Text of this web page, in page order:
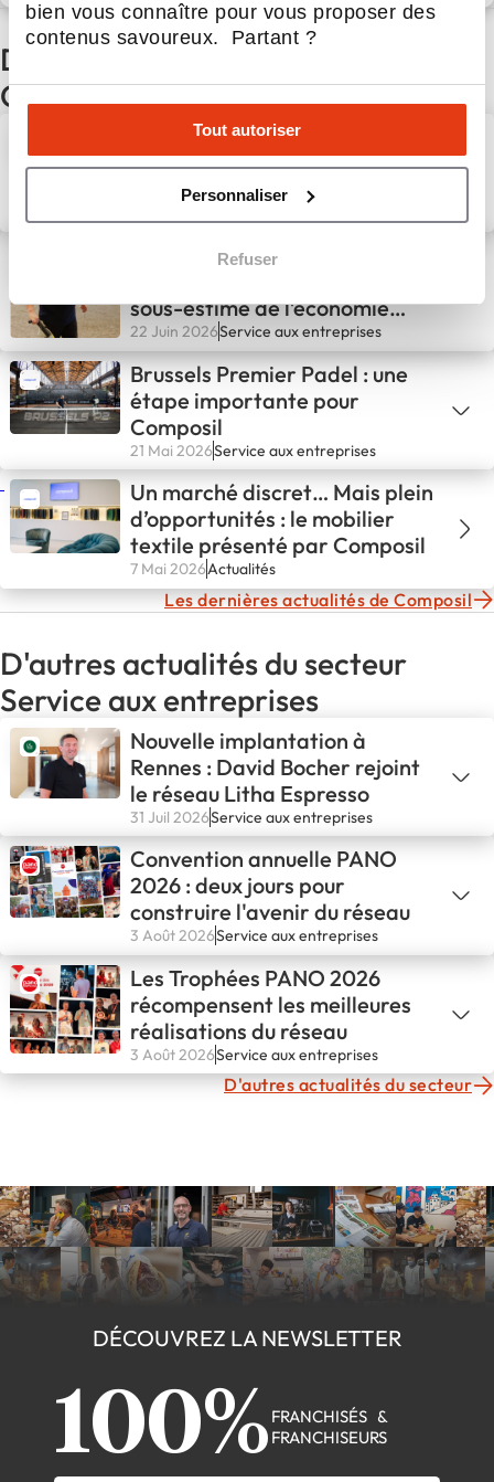
bien vous connaître pour vous proposer des
contenus savoureux. Partant ?
Tout autoriser
Personnaliser
Refuser
D'autres actualités du réseau
Composil
La déconstruction, un marché
qui ne demande qu'à être
construit
Pourquoi la maintenance est
sous-estimé de l’économie
circulaire
22 Juin 2026Service aux entreprises
Brussels Premier Padel : une
étape importante pour
Composil
21 Mai 2026Service aux entreprises
Un marché discret… Mais plein
d’opportunités : le mobilier
textile présenté par Composil
7 Mai 2026Actualités
Les dernières actualités de Composil
D'autres actualités du secteur
Service aux entreprises
Nouvelle implantation à
Rennes : David Bocher rejoint
le réseau Litha Espresso
31 Juil 2026Service aux entreprises
Convention annuelle PANO
2026 : deux jours pour
construire l'avenir du réseau
3 Août 2026Service aux entreprises
Les Trophées PANO 2026
récompensent les meilleures
réalisations du réseau
3 Août 2026Service aux entreprises
D'autres actualités du secteur
DÉCOUVREZ LA NEWSLETTER
100% FRANCHISÉS &
FRANCHISEURS